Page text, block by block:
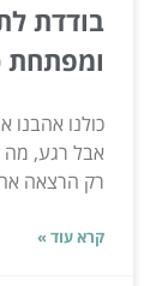
בודדת
ומפתחת
כולנו
אבל רגע,
רק הרצאה
קרא עוד »